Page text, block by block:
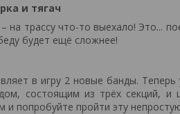
и тягач
на трассу что-то выехало! Это...
будет ещё сложнее!
в игру 2 новые банды.
состоящим из трёх секций, и
попробуйте пройти эту